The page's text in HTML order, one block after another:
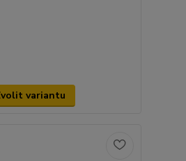
variantu